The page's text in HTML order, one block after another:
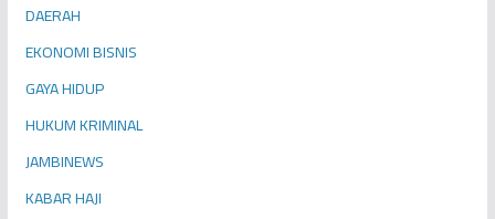
DAERAH
EKONOMI BISNIS
GAYA HIDUP
HUKUM KRIMINAL
JAMBINEWS
KABAR HAJI